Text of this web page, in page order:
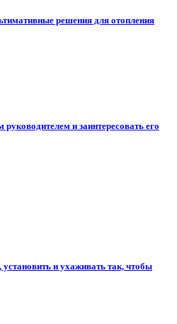
решения для отопления
и заинтересовать его
и ухаживать так, чтобы